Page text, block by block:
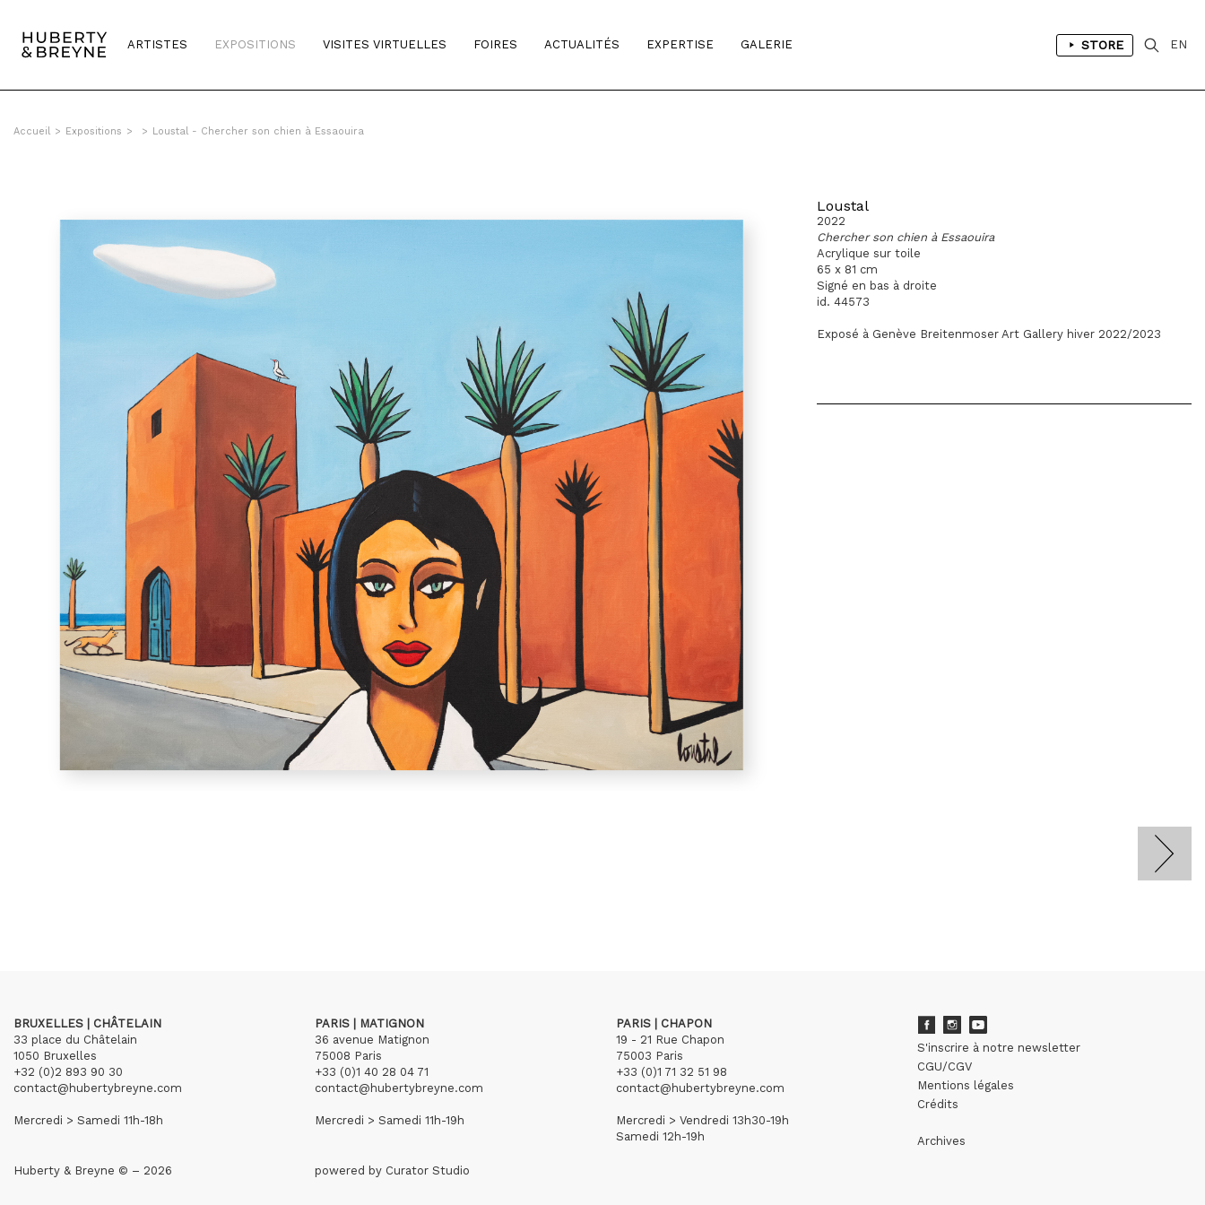
ARTISTES EXPOSITIONS VISITES VIRTUELLES FOIRES ACTUALITÉS EXPERTISE GALERIE STORE EN
Accueil > Expositions > > Loustal - Chercher son chien à Essaouira
Loustal
2022
Chercher son chien à Essaouira
Acrylique sur toile
65 x 81 cm
Signé en bas à droite
id. 44573
Exposé à Genève Breitenmoser Art Gallery hiver 2022/2023
BRUXELLES | CHÂTELAIN
33 place du Châtelain
1050 Bruxelles
+32 (0)2 893 90 30
contact@hubertybreyne.com
Mercredi > Samedi 11h-18h
PARIS | MATIGNON
36 avenue Matignon
75008 Paris
+33 (0)1 40 28 04 71
contact@hubertybreyne.com
Mercredi > Samedi 11h-19h
PARIS | CHAPON
19 - 21 Rue Chapon
75003 Paris
+33 (0)1 71 32 51 98
contact@hubertybreyne.com
Mercredi > Vendredi 13h30-19h
Samedi 12h-19h
S'inscrire à notre newsletter
CGU/CGV
Mentions légales
Crédits
Archives
Huberty & Breyne © – 2026 powered by Curator Studio